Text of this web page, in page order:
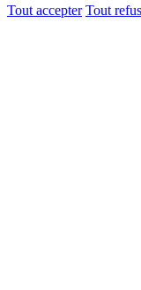
Tout accepter Tout